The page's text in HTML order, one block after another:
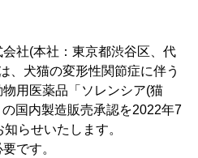
社(本社：東京都渋谷区、代
、犬猫の変形性関節症に伴う
用医薬品「ソレンシア(猫
国内製造販売承認を2022年7
らせいたします。
です。